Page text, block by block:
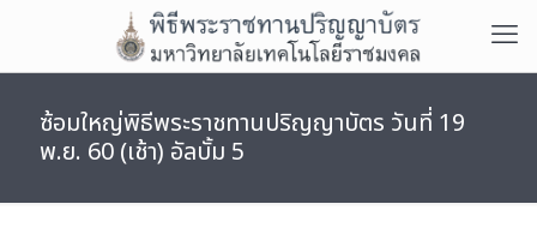
ซ้อมใหญ่พิธีพระราชทานปริญญาบัตร วันที่ 19
พ.ย. 60 (เช้า) อัลบั้ม 5